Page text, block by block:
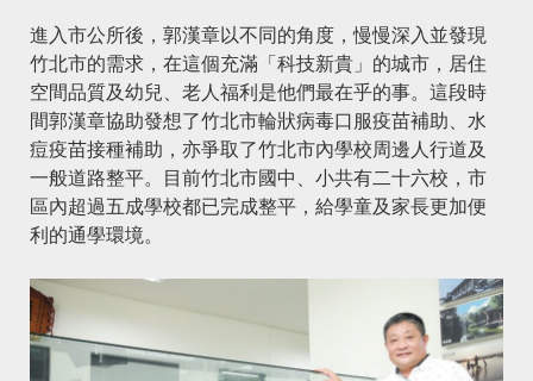
進入市公所後，郭漢章以不同的角度，慢慢深入並發現
竹北市的需求，在這個充滿「科技新貴」的城市，居住
空間品質及幼兒、老人福利是他們最在乎的事。這段時
間郭漢章協助發想了竹北市輪狀病毒口服疫苗補助、水
痘疫苗接種補助，亦爭取了竹北市內學校周邊人行道及
一般道路整平。目前竹北市國中、小共有二十六校，市
區內超過五成學校都已完成整平，給學童及家長更加便
利的通學環境。